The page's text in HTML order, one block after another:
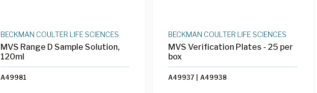
BECKMAN COULTER LIFE SCIENCES
MVS Range D Sample Solution,
120ml
A49981
BECKMAN COULTER LIFE SCIENCES
MVS Verification Plates - 25 per
box
A49937 A49938